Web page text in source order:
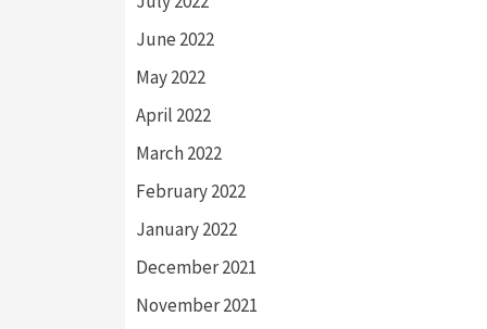
June 2022
May 2022
April 2022
March 2022
February 2022
January 2022
December 2021
November 2021